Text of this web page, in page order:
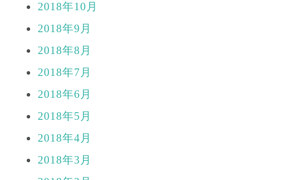
2018年10月
2018年9月
2018年8月
2018年7月
2018年6月
2018年5月
2018年4月
2018年3月